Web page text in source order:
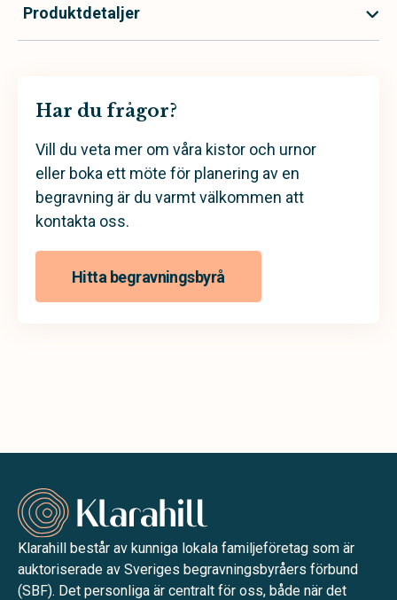
Produktdetaljer
Har du frågor?
Vill du veta mer om våra kistor och urnor
eller boka ett möte för planering av en
begravning är du varmt välkommen att
kontakta oss.
Hitta begravningsbyrå
Klarahill består av kunniga lokala familjeföretag som är
auktoriserade av Sveriges begravningsbyråers förbund
(SBF). Det personliga är centralt för oss, både när det